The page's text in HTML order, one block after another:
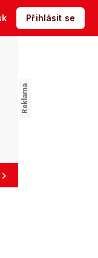
Přihlásit se
Trump